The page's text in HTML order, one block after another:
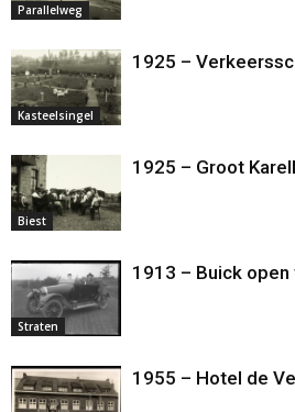
Parallelweg
Kasteelsingel
1925 –
Biest
1925 – Groot
Straten
1913 – Buick
1955 – Hotel de